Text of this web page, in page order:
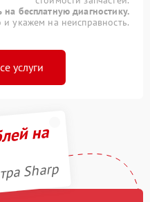
на бесплатную диагностику.
укажем на неисправность.
услуги
на
Sharp